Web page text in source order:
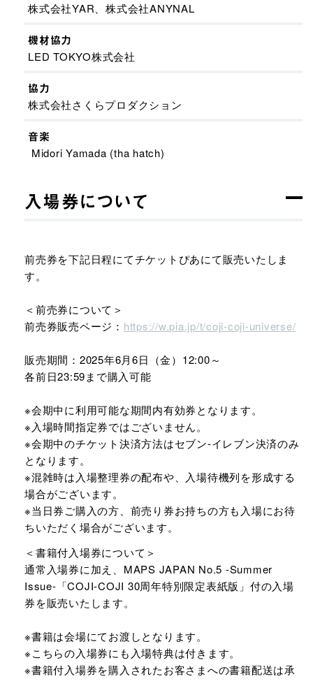
株式会社YAR、株式会社ANYNAL
機材協力
LED TOKYO株式会社
協力
株式会社さくらプロダクション
音楽
Midori Yamada (tha hatch)
入場券について
前売券を下記日程にてチケットぴあにて販売いたしま
す。
＜前売券について＞
前売券販売ページ： https://w.pia.jp/t/coji-coji-universe/
販売期間：2025年6月6日（金）12:00～
各前日23:59まで購入可能
※会期中に利用可能な期間内有効券となります。
※入場時間指定券ではございません。
※会期中のチケット決済方法はセブン-イレブン決済のみ
となります。
※混雑時は入場整理券の配布や、入場待機列を形成する
場合がございます。
※当日券ご購入の方、前売り券お持ちの方も入場にお待
ちいただく場合がございます。
＜書籍付入場券について＞
通常入場券に加え、MAPS JAPAN No.5 -Summer
Issue-「COJI-COJI 30周年特別限定表紙版」付の入場
券を販売いたします。
※書籍は会場にてお渡しとなります。
※こちらの入場券にも入場特典は付きます。
※書籍付入場券を購入されたお客さまへの書籍配送は承